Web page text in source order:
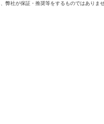
弊社が保証・推奨等をするものではありま